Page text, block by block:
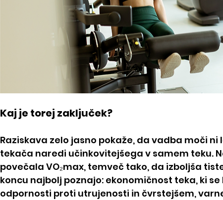
Kaj je torej zaključek?
Raziskava zelo jasno pokaže, da vadba moči
tekača naredi učinkovitejšega v samem teku.
povečala VO₂max, temveč tako, da izboljša
koncu najbolj poznajo: ekonomičnost teka, ki
odpornosti proti utrujenosti in čvrstejšem,